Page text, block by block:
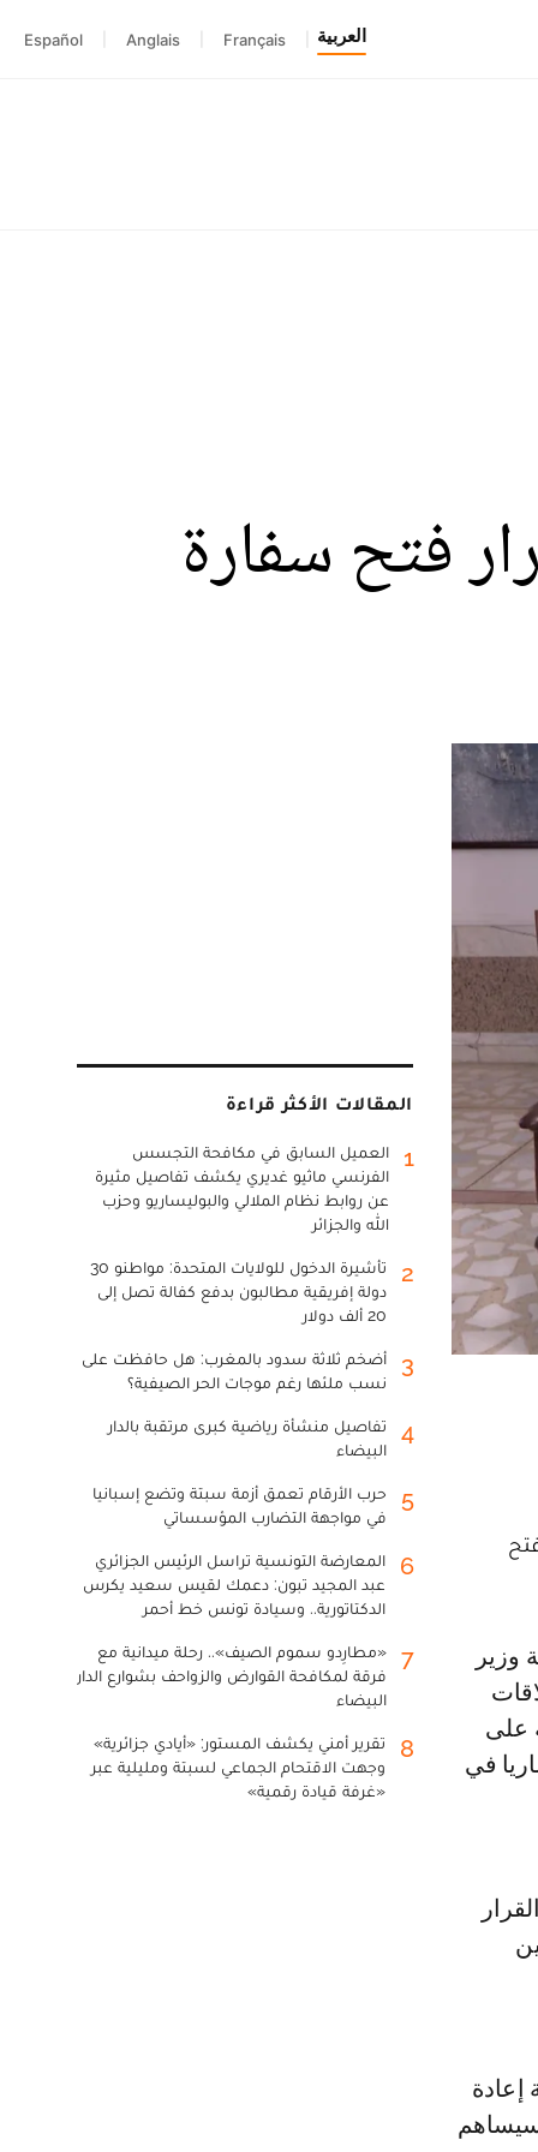
العربية Français
Anglais
Español
فتح سفارة
على
في
القرار «سيساهم
المقالات الأكثر قراءة
1
العميل السابق في مكافحة التجسس
الفرنسي ماثيو غديري يكشف تفاصيل مثيرة
عن روابط نظام الملالي والبوليساريو وحزب
الله والجزائر
2
تأشيرة الدخول للولايات المتحدة: مواطنو 30
دولة إفريقية مطالبون بدفع كفالة تصل إلى
20 ألف دولار
3
أضخم ثلاثة سدود بالمغرب: هل حافظت على
نسب ملئها رغم موجات الحر الصيفية؟
4
تفاصيل منشأة رياضية كبرى مرتقبة بالدار
البيضاء
5
حرب الأرقام تعمق أزمة سبتة وتضع إسبانيا
في مواجهة التضارب المؤسساتي
6
المعارضة التونسية تراسل الرئيس الجزائري
عبد المجيد تبون: دعمك لقيس سعيد يكرس
الدكتاتورية.. وسيادة تونس خط أحمر
7
«مطارِدو سموم الصيف».. رحلة ميدانية مع
فرقة لمكافحة القوارض والزواحف بشوارع الدار
البيضاء
8
تقرير أمني يكشف المستور: «أيادي جزائرية»
وجهت الاقتحام الجماعي لسبتة ومليلية عبر
«غرفة قيادة رقمية»